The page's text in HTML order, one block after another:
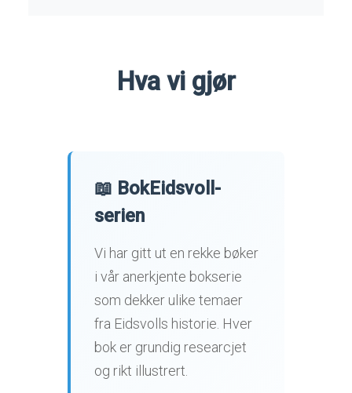
Hva vi gjør
📖 BokEidsvoll-
serien
Vi har gitt ut en rekke bøker
i vår anerkjente bokserie
som dekker ulike temaer
fra Eidsvolls historie. Hver
bok er grundig researcjet
og rikt illustrert.